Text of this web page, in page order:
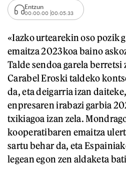
Entzun
00:00:00 00:05:33
«Iazko urtearekin oso pozik
emaitza 2023koa baino
Talde sendoa garela berretsi
Carabel Eroski taldeko
da, eta deigarria izan
enpresaren irabazi garbia
txikiagoa izan zela.
kooperatibaren emaitza
sartu behar da, eta
legean egon zen aldaketa